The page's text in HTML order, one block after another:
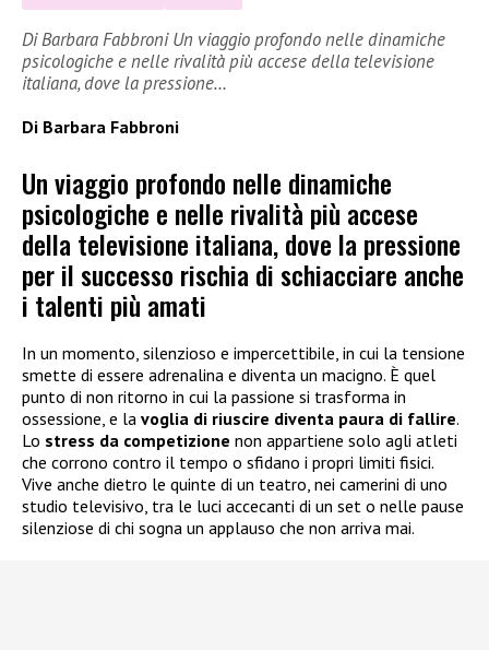
Di Barbara Fabbroni Un viaggio profondo nelle dinamiche
psicologiche e nelle rivalità più accese della televisione
italiana, dove la pressione…
Di Barbara Fabbroni
Un viaggio profondo nelle dinamiche
psicologiche e nelle rivalità più accese
della televisione italiana, dove la pressione
per il successo rischia di schiacciare anche
i talenti più amati
In un momento, silenzioso e impercettibile, in cui la tensione
smette di essere adrenalina e diventa un macigno. È quel
punto di non ritorno in cui la passione si trasforma in
ossessione, e la voglia di riuscire diventa paura di fallire.
Lo stress da competizione non appartiene solo agli atleti
che corrono contro il tempo o sfidano i propri limiti fisici.
Vive anche dietro le quinte di un teatro, nei camerini di uno
studio televisivo, tra le luci accecanti di un set o nelle pause
silenziose di chi sogna un applauso che non arriva mai.